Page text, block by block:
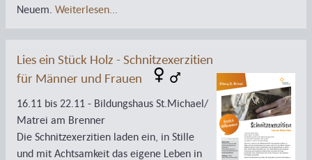
Neuem. Weiterlesen...
Lies ein Stück Holz - Schnitzexerzitien
für Männer und Frauen
16.11 bis 22.11 - Bildungshaus St.Michael/
Matrei am Brenner
Die Schnitzexerzitien laden ein, in Stille
und mit Achtsamkeit das eigene Leben in